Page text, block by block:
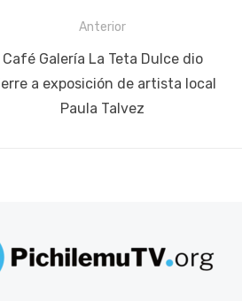
Anterior
Café Galería La Teta Dulce dio
a exposición de artista local
Paula Talvez